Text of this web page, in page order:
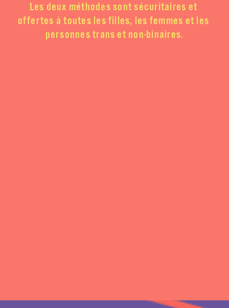
Les deux méthodes sont sécuritaires et
offertes à toutes les filles, les femmes et les
personnes trans et non-binaires.